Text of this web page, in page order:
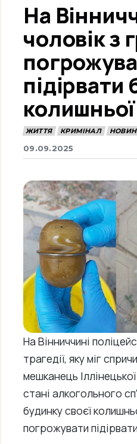
На
чоловік з
підірвати
ЖИТТЯ КРИМІНАЛ
09.09.2025
На Вінниччині
трагедії, яку міг
мешканець
стані алкогольного
будинку своєї
погрожувати